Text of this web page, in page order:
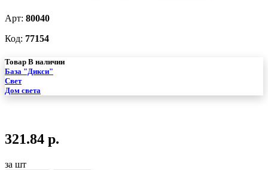
Арт: 80040
Код: 77154
Товар В наличии
База "Дикси"
Свет
Дом света
321.84 р.
за шт